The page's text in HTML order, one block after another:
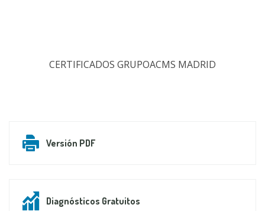
CERTIFICADOS GRUPOACMS MADRID
Versión PDF
Diagnósticos Gratuitos